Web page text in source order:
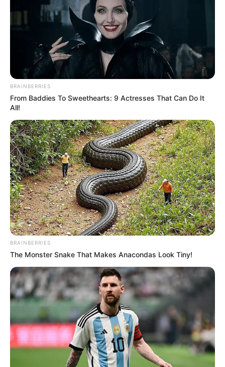
Seol In Ah
24
fans love
VOTE
Tanggal Lahir:
3 Januari1996
Tempat Lahir:
Korea Selatan
Umur:
30 Tahun
Profesi:
Aktris
Meski hanya mendapatkan peran minor, dramaProducer(2015)
ditandai sebagai debut Seol In Ah di dunia akting. Sejak saat itu,
ia mulai terlibat dalam berbagai serial drama, iklan dan acara
BRAINBERRIES
From Baddies To Sweethearts: 9 Actresses That Can Do It
All!
BRAINBERRIES
The Monster Snake That Makes Anacondas Look Tiny!